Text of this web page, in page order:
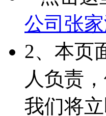
公司张
2、本页
人负责
我们将